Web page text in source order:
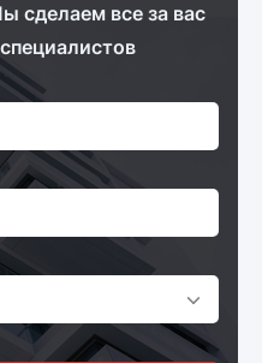
сделаем все за вас